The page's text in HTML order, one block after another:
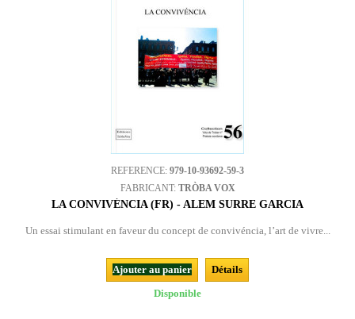
REFERENCE: 979-10-93692-59-3
FABRICANT: TRÒBA VOX
LA CONVIVÉNCIA (FR) - ALEM SURRE GARCIA
Un essai stimulant en faveur du concept de convivéncia, l’art de vivre...
Ajouter au panier
Détails
Disponible